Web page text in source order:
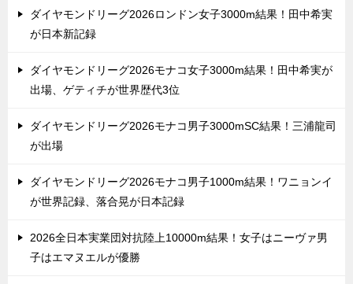
ダイヤモンドリーグ2026ロンドン女子3000m結果！田中希実
が日本新記録
ダイヤモンドリーグ2026モナコ女子3000m結果！田中希実が
出場、ゲティチが世界歴代3位
ダイヤモンドリーグ2026モナコ男子3000mSC結果！三浦龍司
が出場
ダイヤモンドリーグ2026モナコ男子1000m結果！ワニョンイ
が世界記録、落合晃が日本記録
2026全日本実業団対抗陸上10000m結果！女子はニーヴァ男
子はエマヌエルが優勝